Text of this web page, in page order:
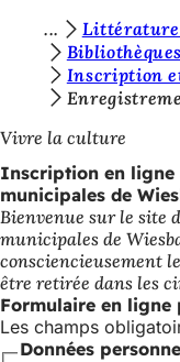
Accéder au contenu
s
ê
t
e
s
i
c
Littérature
Inscription
Vivre la culture
Inscription en ligne
municipales de
Bienvenue sur le site
municipales de
consciencieusement
être retirée dans les
Formulaire en ligne
Les champs
Données